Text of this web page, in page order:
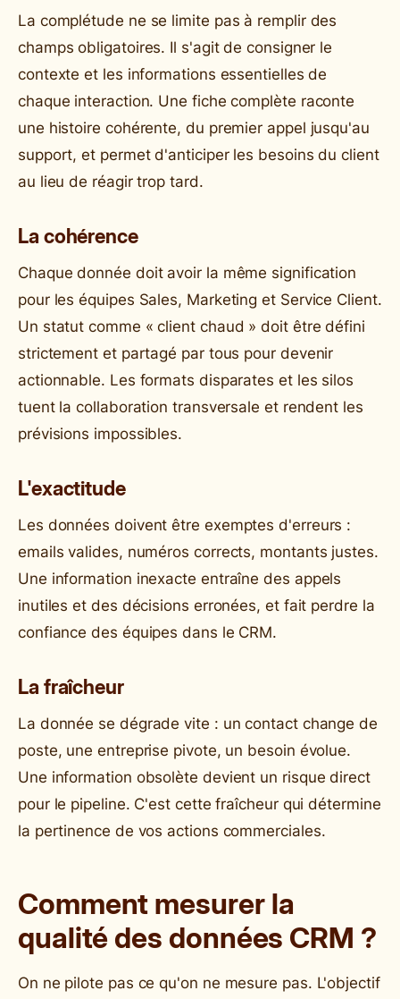
La complétude ne se limite pas à remplir des
champs obligatoires. Il s'agit de consigner le
contexte et les informations essentielles de
chaque interaction. Une fiche complète raconte
une histoire cohérente, du premier appel jusqu'au
support, et permet d'anticiper les besoins du client
au lieu de réagir trop tard.
La cohérence
Chaque donnée doit avoir la même signification
pour les équipes Sales, Marketing et Service Client.
Un statut comme « client chaud » doit être défini
strictement et partagé par tous pour devenir
actionnable. Les formats disparates et les silos
tuent la collaboration transversale et rendent les
prévisions impossibles.
L'exactitude
Les données doivent être exemptes d'erreurs :
emails valides, numéros corrects, montants justes.
Une information inexacte entraîne des appels
inutiles et des décisions erronées, et fait perdre la
confiance des équipes dans le CRM.
La fraîcheur
La donnée se dégrade vite : un contact change de
poste, une entreprise pivote, un besoin évolue.
Une information obsolète devient un risque direct
pour le pipeline. C'est cette fraîcheur qui détermine
la pertinence de vos actions commerciales.
Comment mesurer la
qualité des données CRM ?
On ne pilote pas ce qu'on ne mesure pas. L'objectif